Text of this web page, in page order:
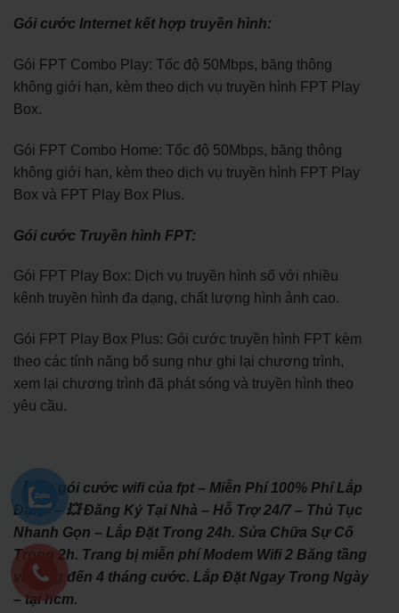
Gói cước Internet kết hợp truyền hình:
Gói FPT Combo Play: Tốc độ 50Mbps, băng thông
không giới hạn, kèm theo dịch vụ truyền hình FPT Play
Box.
Gói FPT Combo Home: Tốc độ 50Mbps, băng thông
không giới hạn, kèm theo dịch vụ truyền hình FPT Play
Box và FPT Play Box Plus.
Gói cước Truyền hình FPT:
Gói FPT Play Box: Dịch vụ truyền hình số với nhiều
kênh truyền hình đa dạng, chất lượng hình ảnh cao.
Gói FPT Play Box Plus: Gói cước truyền hình FPT kèm
theo các tính năng bổ sung như ghi lại chương trình,
xem lại chương trình đã phát sóng và truyền hình theo
yêu cầu.
【Các gói cước wifi của fpt – Miễn Phí 100% Phí Lắp
Đặt】 – 💥 Đăng Ký Tại Nhà – Hỗ Trợ 24/7 – Thủ Tục
Nhanh Gọn – Lắp Đặt Trong 24h. Sửa Chữa Sự Cố
Trong 2h. Trang bị miễn phí Modem Wifi 2 Băng tầng
và tặng đến 4 tháng cước. Lắp Đặt Ngay Trong Ngày
– tại hcm.